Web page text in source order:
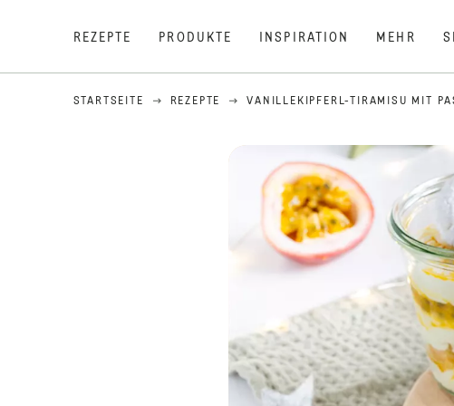
REZEPTE PRODUKTE INSPIRATION MEHR
STARTSEITE REZEPTE VANILLEKIPFERL-TIRAMISU MIT